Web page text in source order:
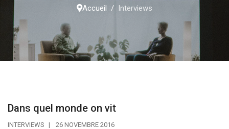
Accueil Interviews
Dans quel monde on vit
INTERVIEWS 26 NOVEMBRE 2016